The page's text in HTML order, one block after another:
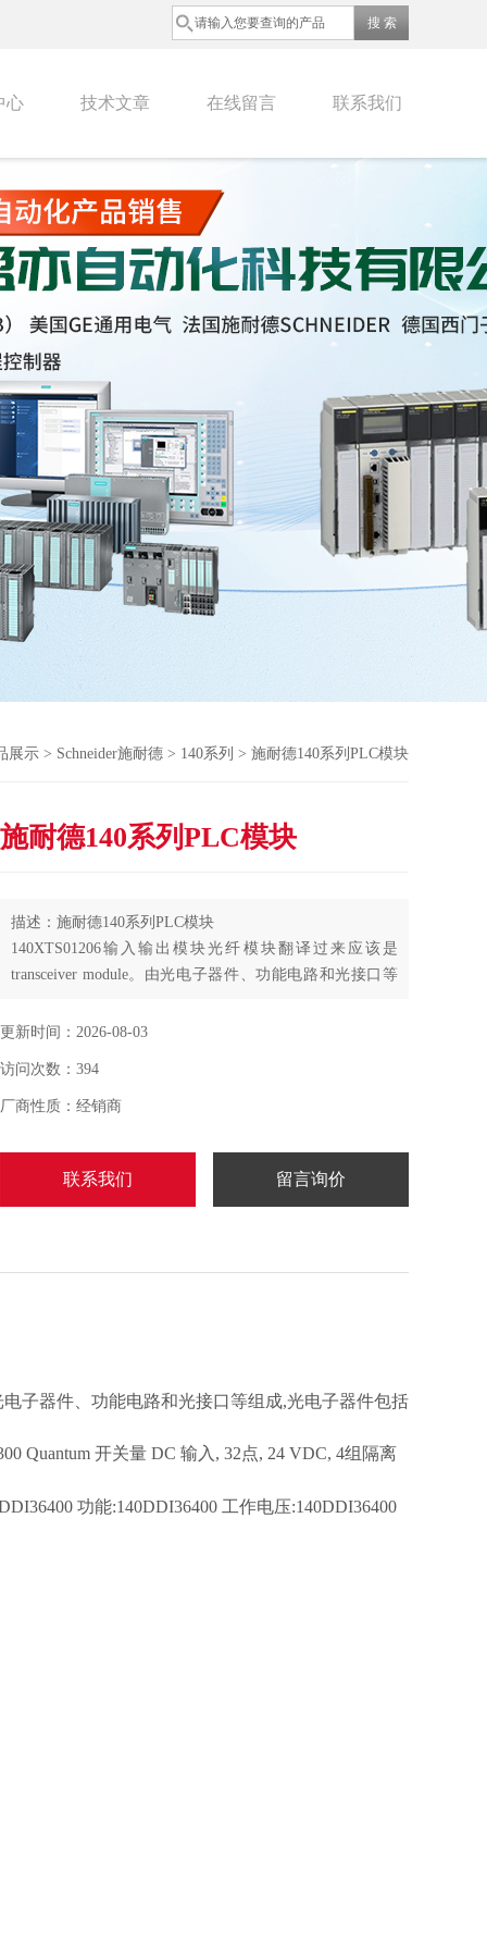
心 技术文章 在线留言 联系我们
展示 > Schneider施耐德 > 140系列 > 施耐德140系列PLC模块
施耐德140系列PLC模块
描述：施耐德140系列PLC模块
140XTS01206输入输出模块光纤模块翻译过来应该是
transceiver module。由光电子器件、功能电路和光接口等
入一定码率的电信号经...
更新时间：2026-08-03
访问次数：394
厂商性质：经销商
联系我们 留言询价
电子器件、功能电路和光接口等组成,光电子器件包括
Quantum 开关量 DC 输入, 32点, 24 VDC, 4组隔离
功能:140DDI36400 工作电压:140DDI36400